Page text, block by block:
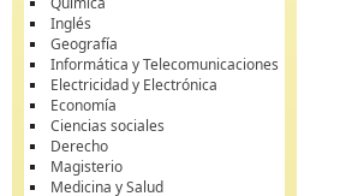
Inglés
Geografía
Informática y Telecomunicaciones
Electricidad y Electrónica
Economía
Ciencias sociales
Derecho
Magisterio
Medicina y Salud